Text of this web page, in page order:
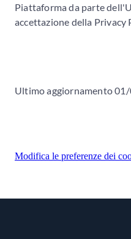
Piattaforma da parte
accettazione della Privacy
Ultimo aggiornamento
Modifica le preferenze dei